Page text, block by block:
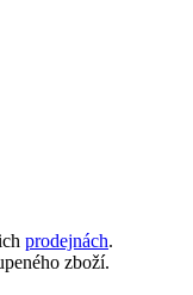
prodejnách.
zboží.